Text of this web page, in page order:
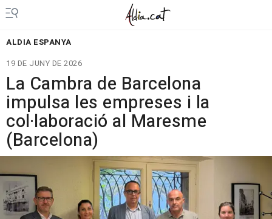
ALDIA ESPANYA
19 DE JUNY DE 2026
La Cambra de Barcelona
impulsa les empreses i la
col·laboració al Maresme
(Barcelona)